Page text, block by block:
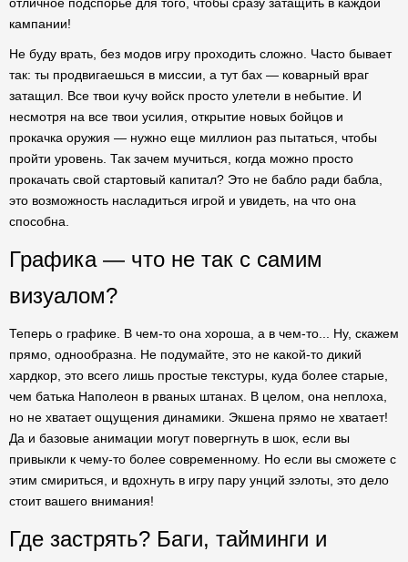
кампании!
Не буду врать, без модов игру проходить сложно. Часто бывает
так: ты продвигаешься в миссии, а тут бах — коварный враг
затащил. Все твои кучу войск просто улетели в небытие. И
несмотря на все твои усилия, открытие новых бойцов и
прокачка оружия — нужно еще миллион раз пытаться, чтобы
пройти уровень. Так зачем мучиться, когда можно просто
прокачать свой стартовый капитал? Это не бабло ради бабла,
это возможность насладиться игрой и увидеть, на что она
способна.
Графика — что не так с самим
визуалом?
Теперь о графике. В чем-то она хороша, а в чем-то... Ну, скажем
прямо, однообразна. Не подумайте, это не какой-то дикий
хардкор, это всего лишь простые текстуры, куда более старые,
чем батька Наполеон в рваных штанах. В целом, она неплоха,
но не хватает ощущения динамики. Экшена прямо не хватает!
Да и базовые анимации могут повергнуть в шок, если вы
привыкли к чему-то более современному. Но если вы сможете с
этим смириться, и вдохнуть в игру пару унций зэлоты, это дело
стоит вашего внимания!
Где застрять? Баги, тайминги и